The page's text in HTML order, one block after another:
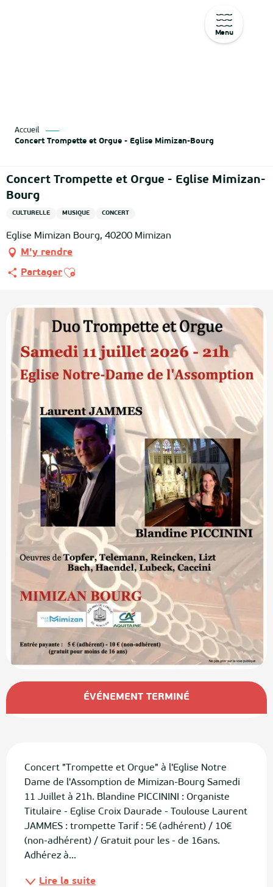
Menu
Accueil
Concert Trompette et Orgue - Eglise Mimizan-Bourg
Concert Trompette et Orgue - Eglise Mimizan-
Bourg
CULTURELLE MUSIQUE CONCERT
Eglise Mimizan Bourg, 40200 Mimizan
M'y rendre
PartagerAjouter aux favoris
Ouverture et coordonnées
ÉVÉNEMENT TERMINÉ
Concert "Trompette et Orgue" à l'Eglise Notre
Dame de l'Assomption de Mimizan-Bourg Samedi
11 Juillet à 21h. Blandine PICCININI : Organiste
Titulaire - Eglise Croix Daurade - Toulouse Laurent
JAMMES : trompette Tarif : 5€ (adhérent) / 10€
(non-adhérent) / Gratuit pour les - de 16ans.
Adhérez à...
Lire la suite